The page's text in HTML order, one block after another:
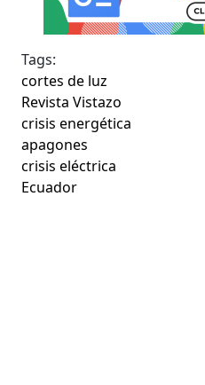
Tags:
cortes de luz
Revista Vistazo
crisis energética
apagones
crisis eléctrica
Ecuador